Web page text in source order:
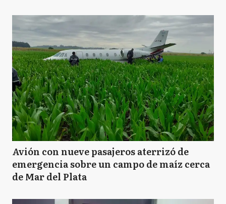
Avión con nueve pasajeros aterrizó de
emergencia sobre un campo de maíz cerca
de Mar del Plata